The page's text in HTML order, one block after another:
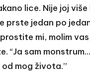
lice. Nije joj
prste jedan po
mi, molim
“Ja sam
mog života.”